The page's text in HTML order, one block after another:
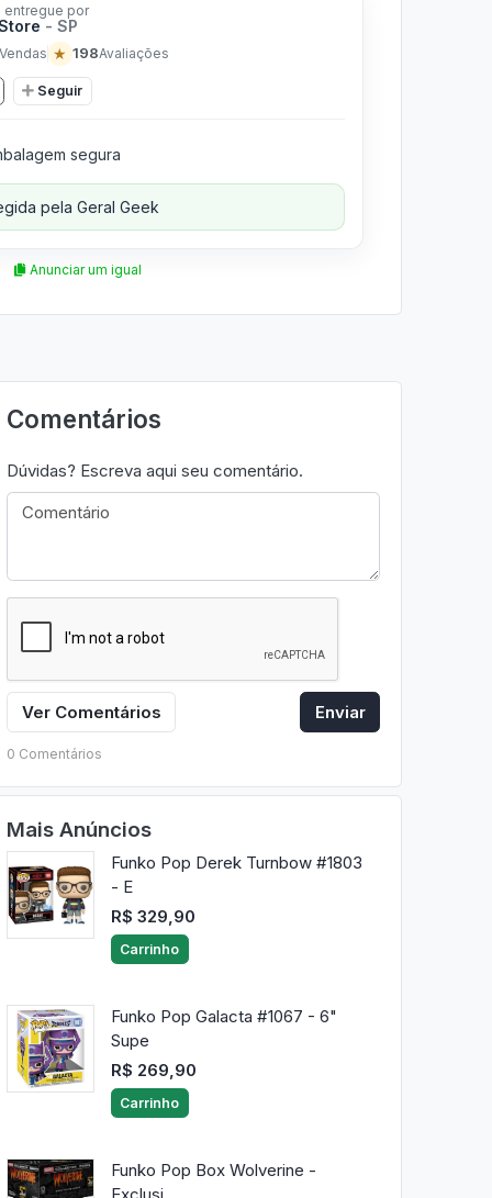
entregue por
- SP
★ 198Avaliações
Seguir
segura
pela Geral Geek
Anunciar um igual
Comentários
Dúvidas? Escreva aqui seu comentário.
Ver Comentários Enviar
0 Comentários
Mais Anúncios
Funko Pop Derek Turnbow #1803
- E
R$ 329,90
Carrinho
Funko Pop Galacta #1067 - 6"
Supe
R$ 269,90
Carrinho
Funko Pop Box Wolverine -